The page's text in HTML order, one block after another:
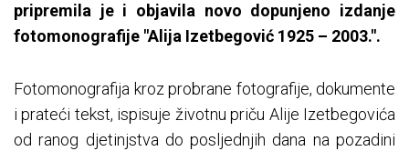
pripremila je i objavila novo dopunjeno izdanje
fotomonografije "Alija Izetbegović 1925 – 2003.".
Fotomonografija kroz probrane fotografije, dokumente
i prateći tekst, ispisuje životnu priču Alije Izetbegovića
od ranog djetinjstva do posljednjih dana na pozadini